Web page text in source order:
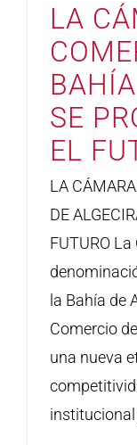
LA
SE
EL
LA
DE
FUTURO
la Bahía de
Comercio
una nueva
institucional